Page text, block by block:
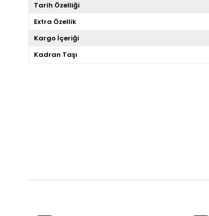
Tarih Özelliği
Extra Özellik
Kargo İçeriği
Kadran Taşı